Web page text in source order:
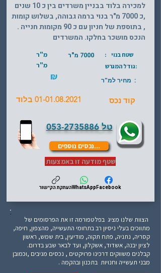
למכירה בלוד בבניין משרדים בין כ 10 שנים
,כ 7000 מ"ר בנוי ברמה גבוהה, בשלוש קומות
, בתוספת של חניון עם כ 90 מקומות חנייה .
הנכס מושכר בחלקו. המשרדים
שטח בנוי : 7000 מ"ר
:גודל המגרש
: מחיר למ"ר
טל 053-2735886
...נכסים נוספים
מ"ר
מ"ר
₪
קוד נכס 01-01.08.2021 בלוד
שטף מודעה זו באמצעות
Facebook
WhatsAppהעתקת הקישור
הצוות שלנו מציג בפלטפורמה זו את הפרסומים של
מתווכים בעלי ניסיון רב בתחומי התעשייה, מהצפון, חיפה,
קסריה, נתניה, פתח תקוה, מודיעין, בית שמש, ראשון
לציון יבנה, אשדוד, אשקלון, ועד לבאר שבע בדרום.
קבלנים משווקים דרכינו פרויקטים , נכסים מניבים ,וכמובן
מבני תעשייה וחנויות בתכנון ובהקמה .